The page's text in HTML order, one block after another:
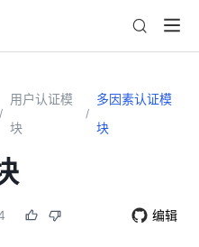
/
用户认证模
块
/
多因素认证模
块
编辑